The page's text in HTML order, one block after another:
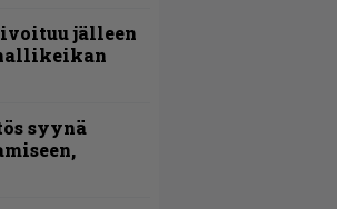
jälleen
syynä